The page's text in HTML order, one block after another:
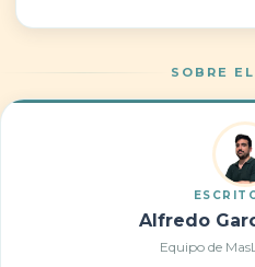
SOBRE
Alfredo
Equipo de